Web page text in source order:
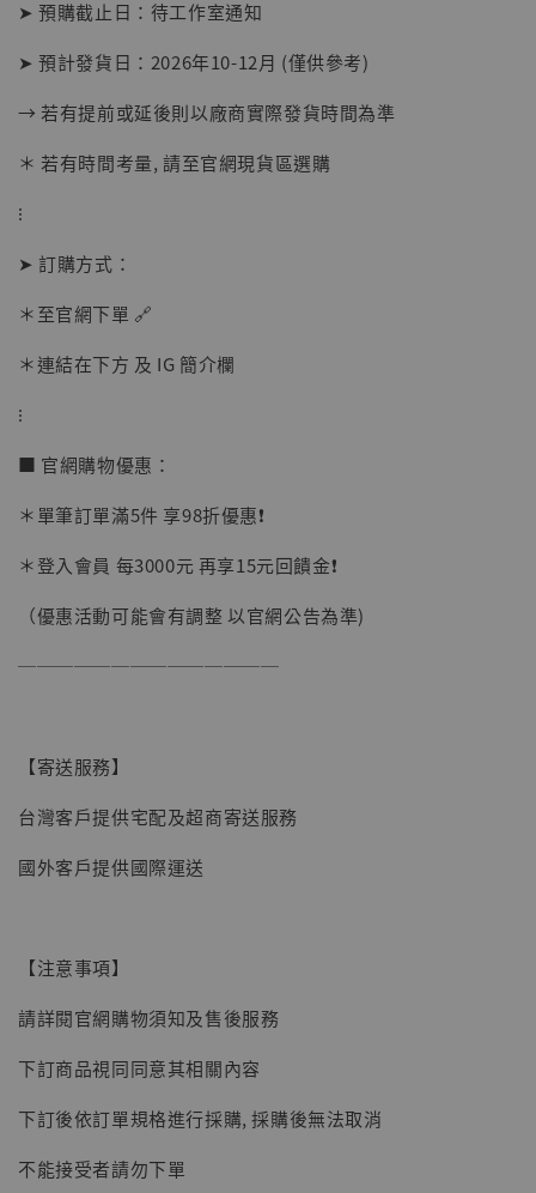
【店內現貨】海賊王 系列蒐藏雕像 布魯克達
NT$ 1,870
加購優惠【讓子彈飛 鵝城縣長 張麻子 [BK01]】
【現貨】BJSTUDIO 1/6系列可動蒐藏人偶 讓
NT$ 4,980
NT$ 5,300
➤ 預購截止日：待工作室通知
➤ 預計發貨日：2026年10-12月 (僅供參考)
→ 若有提前或延後則以廠商實際發貨時間為準
＊ 若有時間考量, 請至官網現貨區選購
⁝
➤ 訂購方式：
＊至官網下單 🔗
＊連結在下方 及 IG 簡介欄
⁝
■ 官網購物優惠：
＊單筆訂單滿5件 享98折優惠❗️
＊登入會員 每3000元 再享15元回饋金❗️
（優惠活動可能會有調整 以官網公告為準)
──────────────
【寄送服務】
台灣客戶提供宅配及超商寄送服務
國外客戶提供國際運送
【注意事項】
請詳閱官網購物須知及售後服務
下訂商品視同同意其相關內容
下訂後依訂單規格進行採購, 採購後無法取消
不能接受者請勿下單